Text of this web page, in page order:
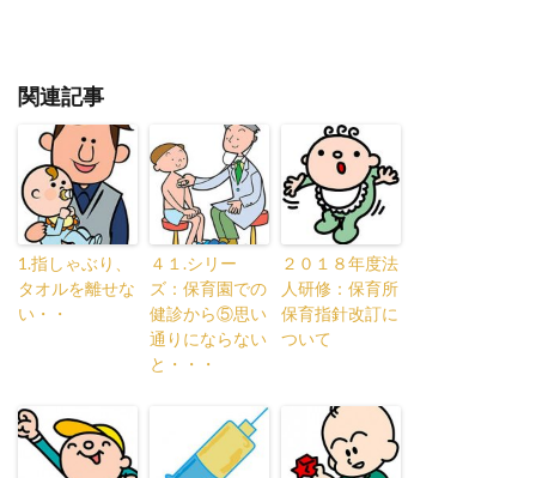
関連記事
1.指しゃぶり、
タオルを離せな
い・・
４１.シリー
ズ：保育園での
健診から⑤思い
通りにならない
と・・・
２０１８年度法
人研修：保育所
保育指針改訂に
ついて